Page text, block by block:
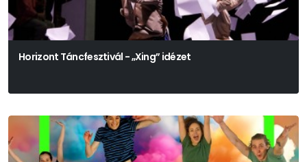
Horizont Táncfesztivál - „Xing” idézet